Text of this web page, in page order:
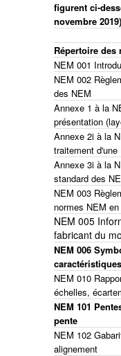
figurent ci-
novembre 2019)
Répertoire
NEM 001
NEM 002
des NEM
Annexe 1 à la
présentation
Annexe 2i à la
traitement d'une
Annexe 3i à la
standard des
NEM 003
normes NEM
NEM 005
fabricant du
NEM 006
NEM 010
échelles,
NEM 101
pente
NEM 102
alignement